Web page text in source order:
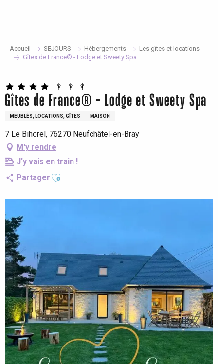
Accueil SEJOURS Hébergements
Les gîtes et locations
Gîtes de France® - Lodge et Sweety Spa
Gîtes de France® - Lodge et Sweety Spa
MEUBLÉS, LOCATIONS, GÎTES MAISON
7 Le Bihorel, 76270 Neufchâtel-en-Bray
M'y rendre
J'y vais en train !
Partager Ajouter aux favoris